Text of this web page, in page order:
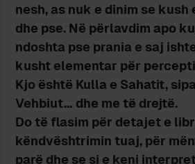
nesh, as nuk e dinim se
dhe pse. Në përlavdim apo
ndoshta pse prania e saj
kusht elementar për
Kjo është Kulla e Sahatit,
Vehbiut… dhe me të drejtë.
Do të flasim për detajet e
këndvështrimin tuaj, për
parë dhe se si e keni